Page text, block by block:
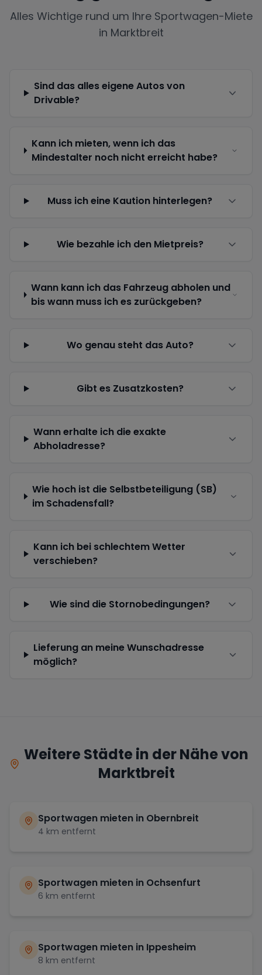
Alles Wichtige rund um Ihre Sportwagen-Miete
in Marktbreit
Sind das alles eigene Autos von
Drivable?
Kann ich mieten, wenn ich das
Mindestalter noch nicht erreicht habe?
Muss ich eine Kaution hinterlegen?
Wie bezahle ich den Mietpreis?
Wann kann ich das Fahrzeug abholen und
bis wann muss ich es zurückgeben?
Wo genau steht das Auto?
Gibt es Zusatzkosten?
Wann erhalte ich die exakte
Abholadresse?
Wie hoch ist die Selbstbeteiligung (SB)
im Schadensfall?
Kann ich bei schlechtem Wetter
verschieben?
Wie sind die Stornobedingungen?
Lieferung an meine Wunschadresse
möglich?
Weitere Städte in der Nähe von
Marktbreit
Sportwagen mieten in Obernbreit
4 km entfernt
Sportwagen mieten in Ochsenfurt
6 km entfernt
Sportwagen mieten in Ippesheim
8 km entfernt